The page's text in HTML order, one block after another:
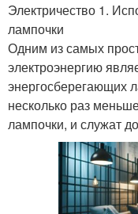
Электричество 1.
лампочки
Одним из самых
электроэнергию
энергосберегающих
несколько раз
лампочки, и служат